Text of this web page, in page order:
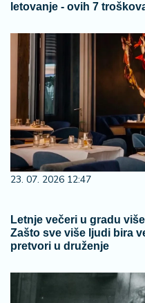
letovanje - ovih 7
23. 07. 2026 12:47
Letnje večeri u gradu
Zašto sve više ljudi bira
pretvori u druženje